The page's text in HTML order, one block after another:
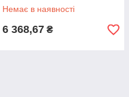
Немає в наявності
6 368,67 ₴